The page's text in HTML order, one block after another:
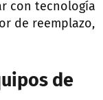
con tecnología
de reemplazo,
de